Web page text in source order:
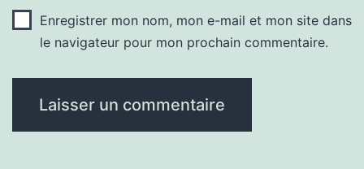
Enregistrer mon nom, mon e-mail et mon site dans
le navigateur pour mon prochain commentaire.